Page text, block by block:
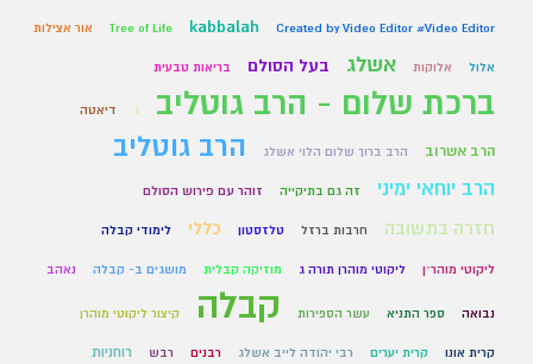
Created by Video Editor #Video Editor
kabbalah
Tree of Life אור אצילות
אלול אלוקות אשלג בעל הסולם בריאות טבעית
ברכת שלום - הרב גוטליב ג דיאטה
הרב אשרוב הרב ברוך שלום הלוי אשלג הרב גוטליב
הרב יוחאי ימיני זה גם בתיקייה זוהר עם פירוש הסולם
חזרה בתשובה חרבות ברזל טלזסטון כללי לימודי קבלה
ליקוטי מוהר״ן ליקוטי מוהרן תורה ג מוזיקה קבלית מושגים ב- קבלה נאהב
נבואה ספר התניא עשר הספירות קבלה קיצור ליקוטי מוהרן
קרית אונו קרית יערים רבי יהודה לייב אשלג רבנים רבש רוחניות